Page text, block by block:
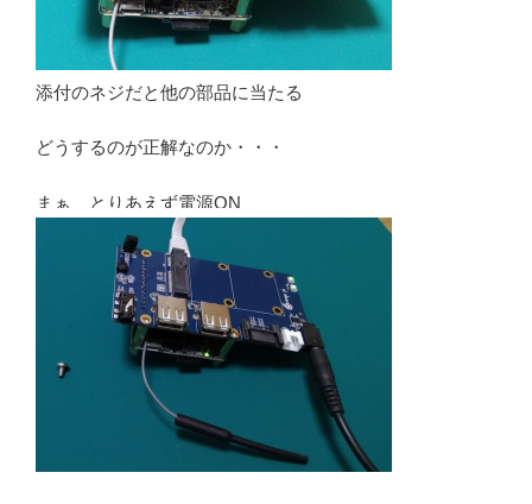
添付のネジだと他の部品に当たる
どうするのが正解なのか・・・
まぁ、とりあえず電源ON